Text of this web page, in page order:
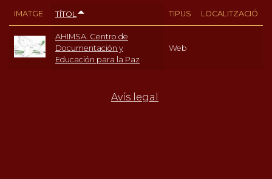
IMATGE TÍTOL TIPUS LOCALITZACIÓ
AHIMSA. Centro de
Documentación y
Educación para la Paz
Web
Avís legal